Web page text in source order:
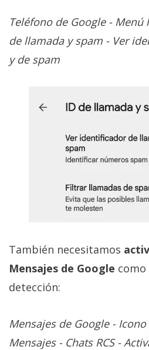
Teléfono de Google - Menú
de llamada y spam - Ver
y de spam
También necesitamos
Mensajes de Google como
detección:
Mensajes de Google -
Mensajes - Chats RCS -